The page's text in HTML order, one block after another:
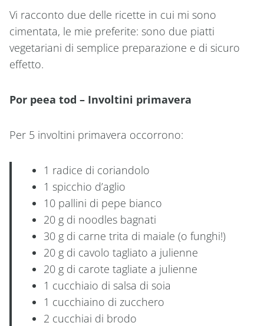
Vi racconto due delle ricette in cui mi sono
cimentata, le mie preferite: sono due piatti
vegetariani di semplice preparazione e di sicuro
effetto.
Por peea tod – Involtini primavera
Per 5 involtini primavera occorrono:
1 radice di coriandolo
1 spicchio d’aglio
10 pallini di pepe bianco
20 g di noodles bagnati
30 g di carne trita di maiale (o funghi!)
20 g di cavolo tagliato a julienne
20 g di carote tagliate a julienne
1 cucchiaio di salsa di soia
1 cucchiaino di zucchero
2 cucchiai di brodo